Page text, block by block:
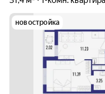
новостройка